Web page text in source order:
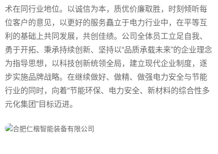
术在同行业地位。以诚信为本，质优价廉取胜，时刻倾听每
位客户的意见，以更好的服务矗立于电力行业中，在平等互
利的基础上共同发展，共创佳绩。公司全体员工立足自我、
勇于开拓、秉承持续创新、坚持以“品质承载未来”的企业理念
为指导思想，以科技创新统领全局，建立现代企业制度，逐
步实施品牌战略。在继续做好、做精、做强电力安全与节能
行业的同时，向着“节能环保、电力安全、新材料的综合性多
元化集团”目标迈进。